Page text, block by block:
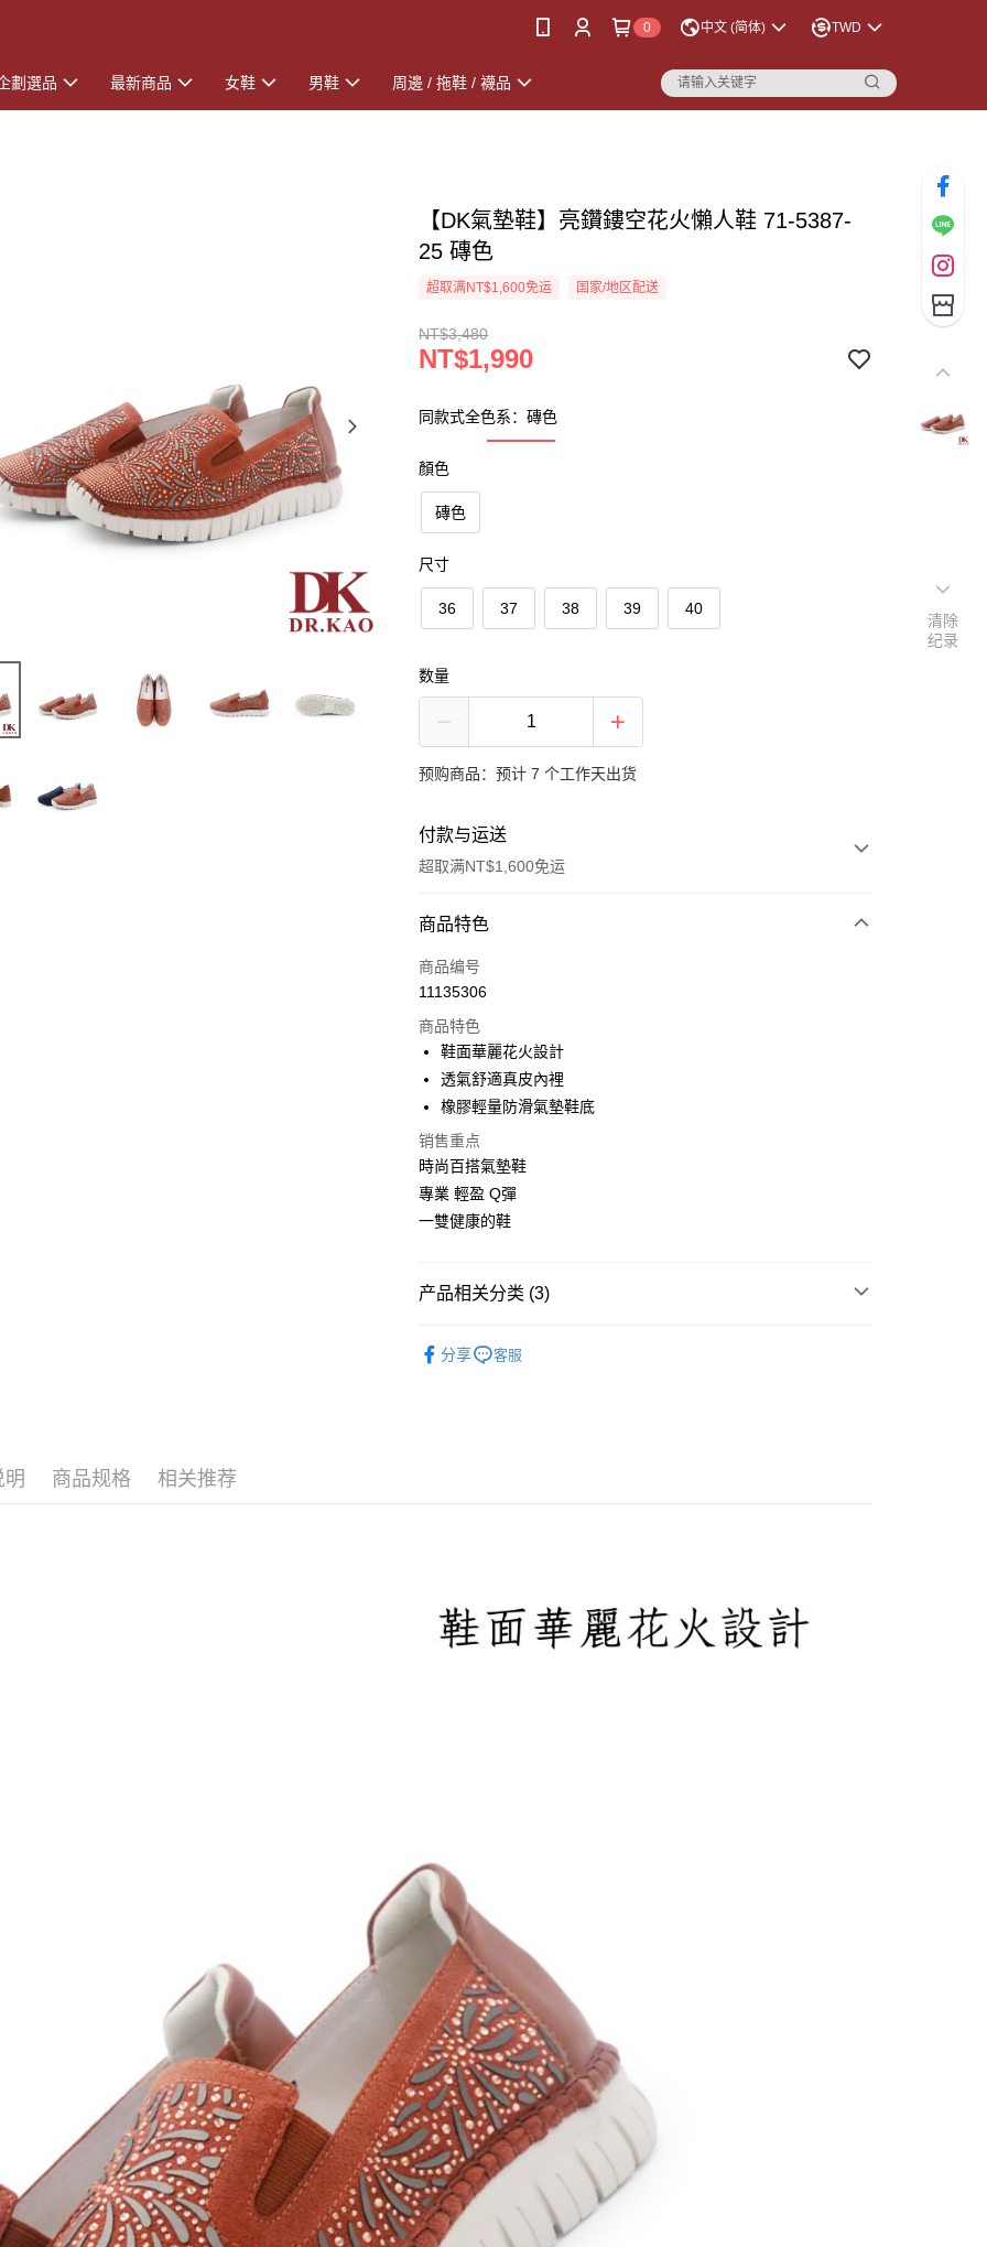
0 中文 (简体) TWD
劃選品 最新商品 女鞋 男鞋 周邊 / 拖鞋 / 襪品
【DK氣墊鞋】亮鑽鏤空花火懶人鞋 71-5387-
25 磚色
超取满NT$1,600免运 国家/地区配送
NT$3,480
NT$1,990
同款式全色系：磚色
顏色
磚色
尺寸
36 37 38 39 40
数量
预购商品：预计 7 个工作天出货
付款与运送
超取满NT$1,600免运
付款方式
信用卡一次付款
Apple Pay
街口支付
Google Pay
每笔NT$100，满NT$1,600(含以上)免运费
免运费
商品特色
商品编号
11135306
商品特色
鞋面華麗花火設計
透氣舒適真皮內裡
橡膠輕量防滑氣墊鞋底
销售重点
時尚百搭氣墊鞋
專業 輕盈 Q彈
一雙健康的鞋
产品相关分类 (3)
分享 客服
明 商品规格 相关推荐
清除
纪录